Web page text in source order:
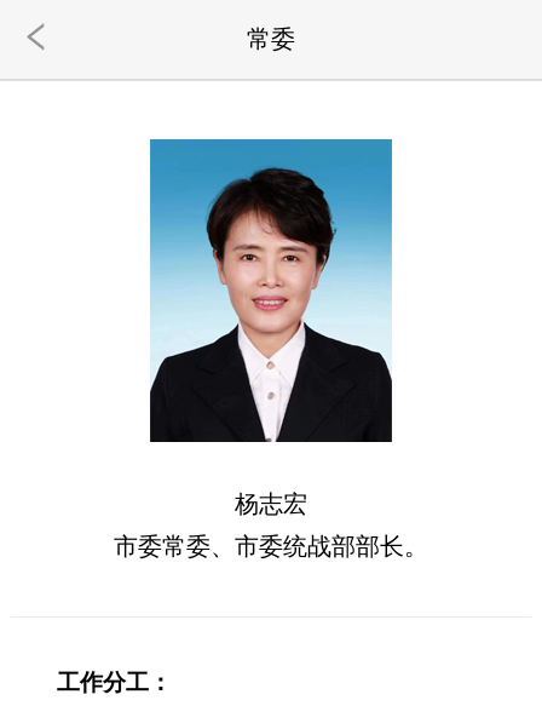
常委
杨志宏
市委常委、市委统战部部长。
工作分工：